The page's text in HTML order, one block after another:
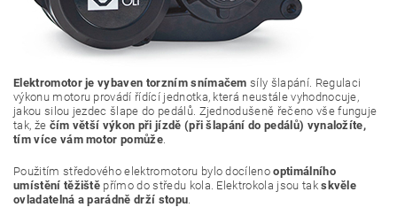
Elektromotor je vybaven torzním snímačem síly šlapání. Regulaci
výkonu motoru provádí řídící jednotka, která neustále vyhodnocuje,
jakou silou jezdec šlape do pedálů. Zjednodušeně řečeno vše funguje
tak, že čím větší výkon při jízdě (při šlapání do pedálů) vynaložíte,
tím více vám motor pomůže
Použitím středového elektromotoru bylo docílenooptimálního
umístění těžiště přímo do středu kola. Elektrokola jsou takskvěle
ovladatelná a parádně drží stopu